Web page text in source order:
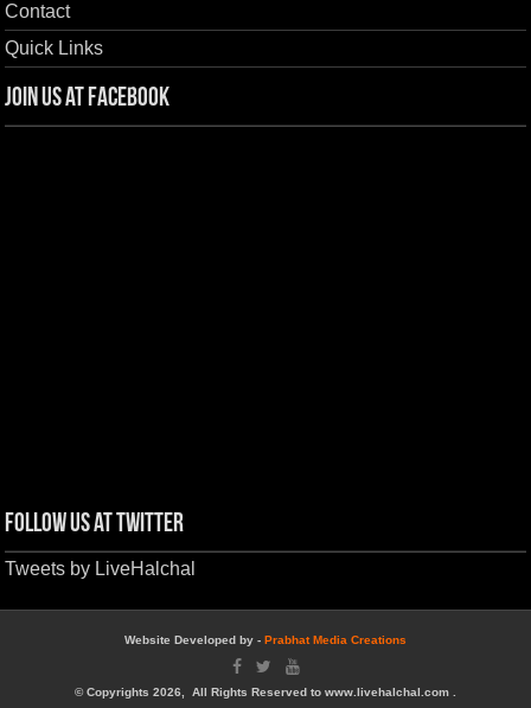
Contact
Quick Links
Join us at Facebook
Follow us at Twitter
Tweets by LiveHalchal
Website Developed by - Prabhat Media Creations
© Copyrights 2026, All Rights Reserved to www.livehalchal.com .